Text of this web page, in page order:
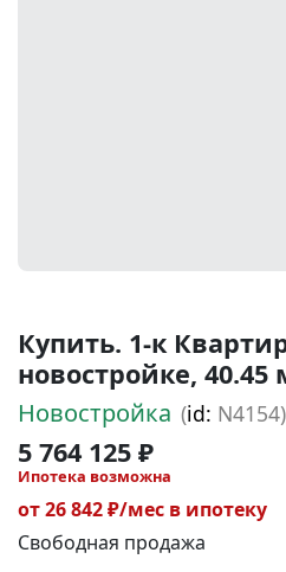
Купить. 1-к
новостройке, 40.45
Новостройка (id: N4154)
5 764 125 ₽
Ипотека возможна
от 26 842 ₽/мес в ипотеку
Свободная продажа